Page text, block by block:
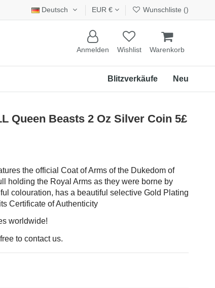
Deutsch EUR € Wunschliste ()
Anmelden Wishlist Warenkorb
Neu
Blitzverkäufe
Queen Beasts 2 Oz Silver Coin 5£
the official Coat of Arms of the Dukedom of
holding the Royal Arms as they were borne by
colouration, has a beautiful selective Gold Plating
Certificate of Authenticity
worldwide!
to contact us.